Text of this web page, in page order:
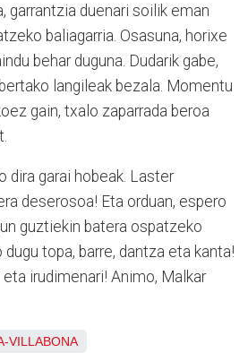
garrantzia duenari soilik eman
baliagarria. Osasuna, horixe
behar duguna. Dudarik gabe,
langileak bezala. Momentu
gain, txalo zaparrada beroa
dira garai hobeak. Laster
deserosoa! Eta orduan, espero
guztiekin batera ospatzeko
dugu topa, barre, dantza eta kanta!
irudimenari! Animo, Malkar
VILLABONA